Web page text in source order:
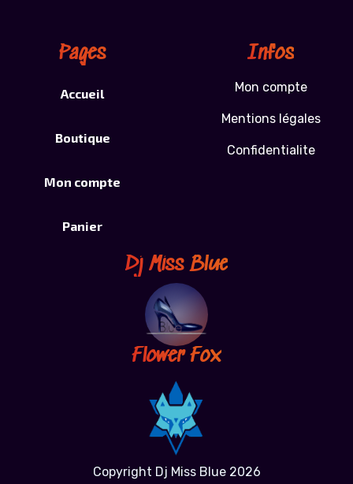
Pages
Accueil
Boutique
Mon compte
Panier
Dj Miss Blue
Flower Fox
Copyright Dj Miss Blue 2026
Infos
Mon compte
Mentions légales
Confidentialite